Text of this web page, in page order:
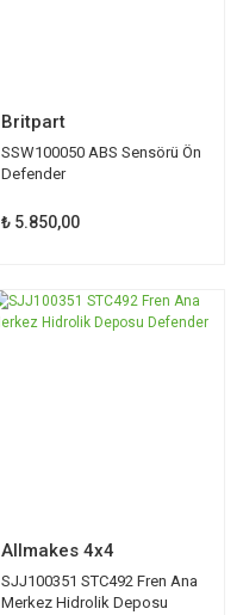
Britpart
SSW100050 ABS Sensörü Ön
Defender
₺ 5.850,00
Allmakes 4x4
SJJ100351 STC492 Fren Ana
Merkez Hidrolik Deposu